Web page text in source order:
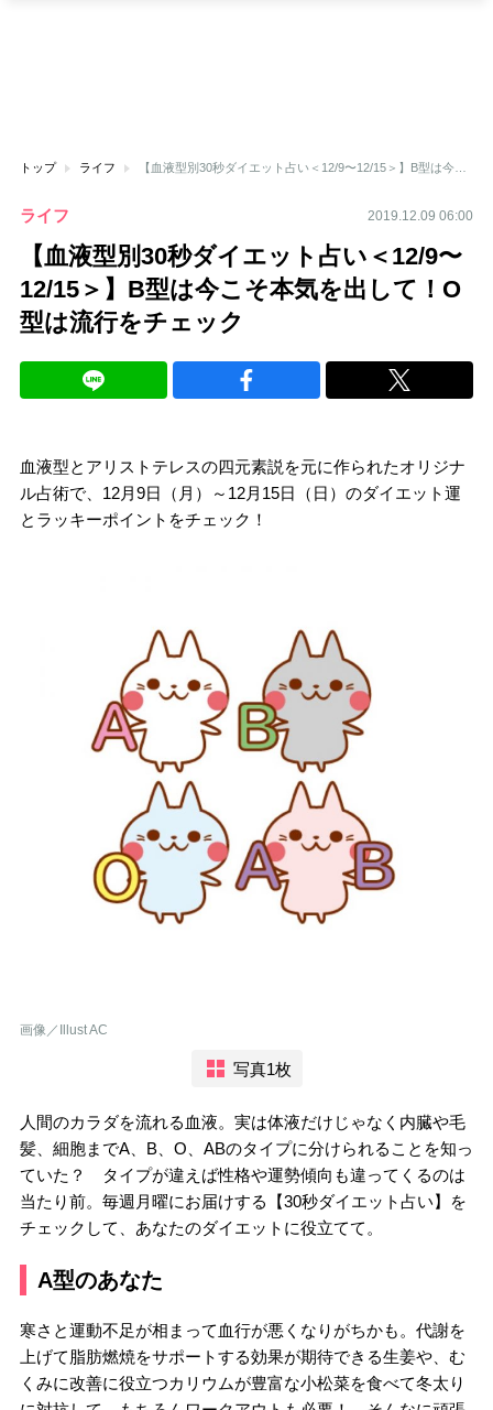
トップ ライフ 【血液型別30秒ダイエット占い＜12/9〜12/15＞】B型は今こそ本気を出して！O型は流行をチェック
ライフ 2019.12.09 06:00
【血液型別30秒ダイエット占い＜12/9〜
12/15＞】B型は今こそ本気を出して！O
型は流行をチェック
血液型とアリストテレスの四元素説を元に作られたオリジナ
ル占術で、12月9日（月）～12月15日（日）のダイエット運
とラッキーポイントをチェック！
画像／Illust AC
写真1枚
人間のカラダを流れる血液。実は体液だけじゃなく内臓や毛
髪、細胞までA、B、O、ABのタイプに分けられることを知っ
ていた？ タイプが違えば性格や運勢傾向も違ってくるのは
当たり前。毎週月曜にお届けする【30秒ダイエット占い】を
チェックして、あなたのダイエットに役立てて。
A型のあなた
寒さと運動不足が相まって血行が悪くなりがちかも。代謝を
上げて脂肪燃焼をサポートする効果が期待できる生姜や、む
くみに改善に役立つカリウムが豊富な小松菜を食べて冬太り